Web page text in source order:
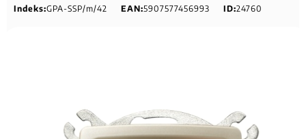
Indeks:GPA-SSP/m/42 EAN:5907577456993 ID:24760